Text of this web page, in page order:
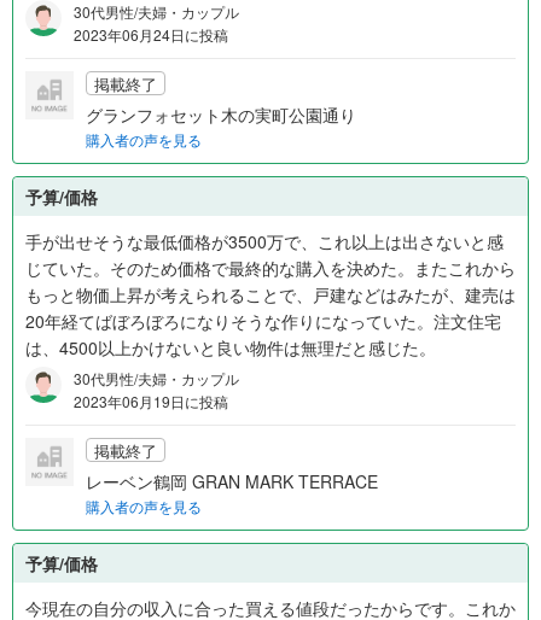
30代男性/夫婦・カップル
2023年06月24日に投稿
掲載終了
グランフォセット木の実町公園通り
購入者の声を見る
予算/価格
手が出せそうな最低価格が3500万で、これ以上は出さないと感
じていた。そのため価格で最終的な購入を決めた。またこれから
もっと物価上昇が考えられることで、戸建などはみたが、建売は
20年経てばぼろぼろになりそうな作りになっていた。注文住宅
は、4500以上かけないと良い物件は無理だと感じた。
30代男性/夫婦・カップル
2023年06月19日に投稿
掲載終了
レーベン鶴岡 GRAN MARK TERRACE
購入者の声を見る
予算/価格
今現在の自分の収入に合った買える値段だったからです。これか